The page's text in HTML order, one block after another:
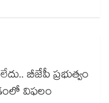
బీజేపీ ప్రభుత్వం
విఫలం